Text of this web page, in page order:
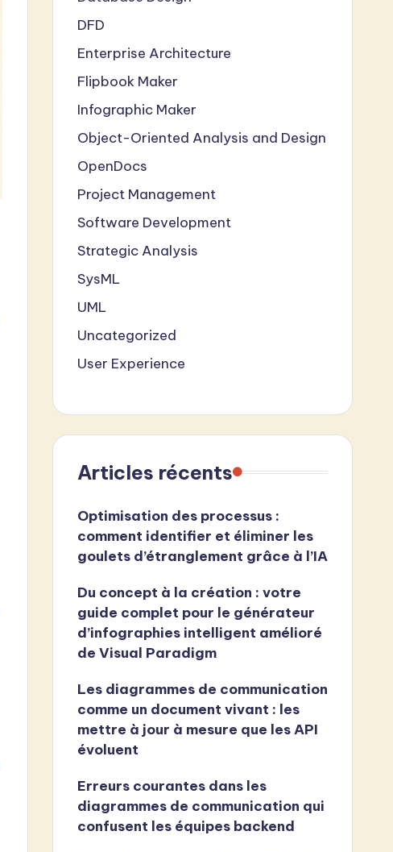
DFD
Enterprise Architecture
Flipbook Maker
Infographic Maker
Object-Oriented Analysis and Design
OpenDocs
Project Management
Software Development
Strategic Analysis
SysML
UML
Uncategorized
User Experience
Articles récents
Optimisation des processus :
comment identifier et éliminer les
goulets d’étranglement grâce à l’IA
Du concept à la création : votre
guide complet pour le générateur
d’infographies intelligent amélioré
de Visual Paradigm
Les diagrammes de communication
comme un document vivant : les
mettre à jour à mesure que les API
évoluent
Erreurs courantes dans les
diagrammes de communication qui
confusent les équipes backend